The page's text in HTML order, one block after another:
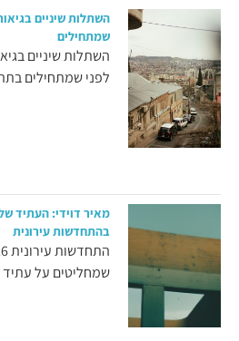
השתלות שיניים
שמתחילים
לפני שמתחילים
מאיר דוידי: העתיד
בהתחדשות עירונית
שמחליטים על עתיד